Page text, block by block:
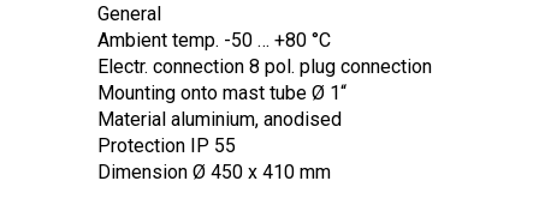
General
Ambient temp. -50 … +80 °C
Electr. connection 8 pol. plug connection
Mounting onto mast tube Ø 1“
Material aluminium, anodised
Protection IP 55
Dimension Ø 450 x 410 mm